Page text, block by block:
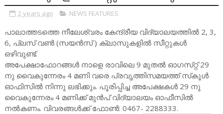
2 years ago NEWS FEATURES
പാലാത്തടത്തെ നീലേശ്വരം കേന്ദ്രീയ വിദ്യാലയത്തില്‍ 2, 3,
6, പ്ലസ്‌ വണ്‍ (സയന്‍സ്‌ ) ക്ലാസുകളില്‍ സീറ്റുകള്‍
ഒഴിവുണ്ട്‌.
അപേക്ഷാഫോറങ്ങള്‍ നാളെ രാവിലെ 9 മുതല്‍ ഓഗസ്‌റ്റ്‌ 29
നു വൈകുന്നേരം 4 മണി വരെ പ്രവൃത്തിസമയത്ത്‌ സ്‌കൂള്‍
ഓഫിസില്‍ നിന്നു ലഭിക്കും. പൂരിപ്പിച്ച അപേക്ഷകള്‍ 29 നു
വൈകുന്നേരം 4 മണിക്ക്‌ മുന്‍പ്‌ വിദ്യാലയം ഓഫീസില്‍
നല്‍കണം. വിവരങ്ങള്‍ക്ക്‌ ഫോണ്‍: 0467- 2288333.